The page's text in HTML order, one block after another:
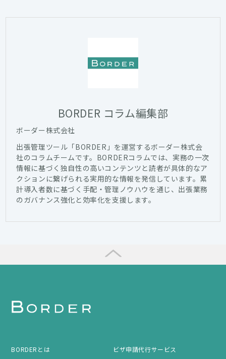
BORDER コラム編集部
ボーダー株式会社
出張管理ツール「BORDER」を運営するボーダー株式会
社のコラムチームです。BORDERコラムでは、実務の一次
情報に基づく独自性の高いコンテンツと読者が具体的なア
クションに繋げられる実用的な情報を発信しています。累
計導入者数に基づく手配・管理ノウハウを通じ、出張業務
のガバナンス強化と効率化を支援します。
BORDERとは ビザ申請代行サービス